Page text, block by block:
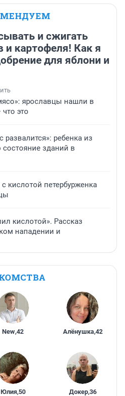
и сжигать
и картофеля! Как я
для яблони и
ярославцы нашли в
это
развалится»: ребенка из
зданий в
кислотой петербурженка
кислотой». Рассказ
нападении и
New,42 Алёнушка,42
Юлия,50 Докер,36